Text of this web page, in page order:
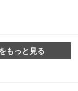
もっと見る